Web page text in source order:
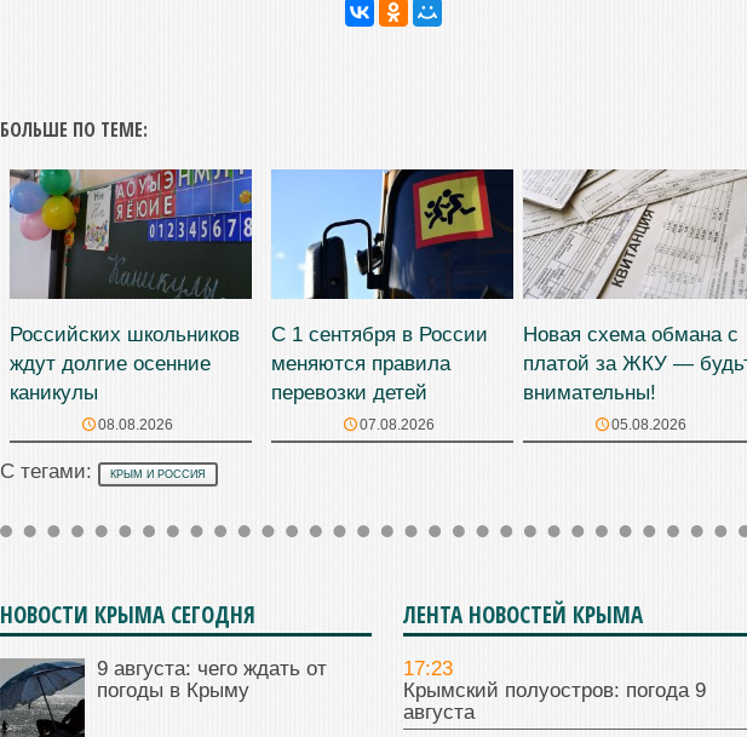
БОЛЬШЕ ПО ТЕМЕ:
Российских школьников
ждут долгие осенние
каникулы
08.08.2026
С 1 сентября в России
меняются правила
перевозки детей
07.08.2026
Новая схема обмана с
платой за ЖКУ —
внимательны!
05.08.2026
С тегами: КРЫМ И РОССИЯ
НОВОСТИ КРЫМА СЕГОДНЯ
9 августа: чего ждать от
погоды в Крыму
ЛЕНТА НОВОСТЕЙ КРЫМА
17:23
Крымский полуостров: погода 9
августа